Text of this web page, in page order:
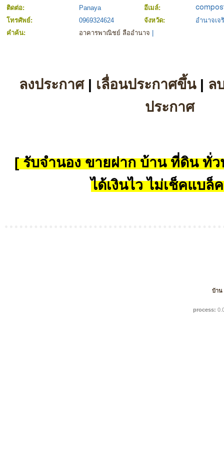
ติดต่อ:
Panaya
อีเมล์:
โทรศัพย์:
0969324624 จังหวัด:
อำนาจเจ
คำค้น:
อาคารพาณิชย์ ลืออำนาจ
ลงประกาศ| เลื่อนประกาศขึ้น| ล
ประกาศ
[ รับจำนอง ขายฝาก บ้าน ที่ดิน ทั่ว
ได้เงินไว ไม่เช็คแบล็
บ้าน
process: